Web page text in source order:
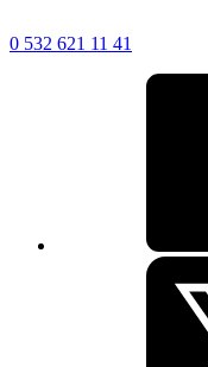
0 532 621 11 41